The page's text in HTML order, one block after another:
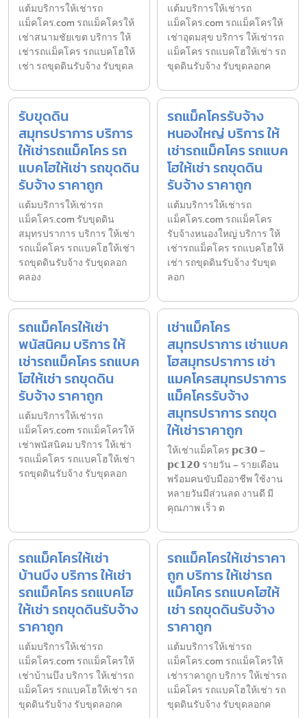
แต้มบริการให้เช่ารถ
แม็คโคร.com รถแม็คโครให้
เช่าสนามชัยเขต บริการ ให้
เช่ารถแม็คโคร รถแบคโฮให้
เช่า รถขุดดินรับจ้าง รับขุดล
แต้มบริการให้เช่ารถ
แม็คโคร.com รถแม็คโครให้
เช่าอุดมสุข บริการ ให้เช่ารถ
แม็คโคร รถแบคโฮให้เช่า รถ
ขุดดินรับจ้าง รับขุดลอกค
รับขุดดิน
สมุทรปราการ บริการ
ให้เช่ารถแม็คโคร รถ
แบคโฮให้เช่า รถขุดดิน
รับจ้าง ราคาถูก
แต้มบริการให้เช่ารถ
แม็คโคร.com รับขุดดิน
สมุทรปราการ บริการ ให้เช่า
รถแม็คโคร รถแบคโฮให้เช่า
รถขุดดินรับจ้าง รับขุดลอก
คลอง
รถแม็คโครรับจ้าง
หนองใหญ่ บริการ ให้
เช่ารถแม็คโคร รถแบค
โฮให้เช่า รถขุดดิน
รับจ้าง ราคาถูก
แต้มบริการให้เช่ารถ
แม็คโคร.com รถแม็คโคร
รับจ้างหนองใหญ่ บริการ ให้
เช่ารถแม็คโคร รถแบคโฮให้
เช่า รถขุดดินรับจ้าง รับขุด
ลอก
รถแม็คโครให้เช่า
พนัสนิคม บริการ ให้
เช่ารถแม็คโคร รถแบค
โฮให้เช่า รถขุดดิน
รับจ้าง ราคาถูก
แต้มบริการให้เช่ารถ
แม็คโคร.com รถแม็คโครให้
เช่าพนัสนิคม บริการ ให้เช่า
รถแม็คโคร รถแบคโฮให้เช่า
รถขุดดินรับจ้าง รับขุดลอก
เช่าแม็คโคร
สมุทรปราการ เช่าแบค
โฮสมุทรปราการ เช่า
แมคโครสมุทรปราการ
แม็คโครรับจ้าง
สมุทรปราการ รถขุด
ให้เช่าราคาถูก
ให้เช่าแม็คโคร 𝗽𝗰𝟯𝟬 –
𝗽𝗰𝟭𝟮𝟬 รายวัน – รายเดือน
พร้อมคนขับมืออาชีพ ใช้งาน
หลายวันมีส่วนลด งานดี มี
คุณภาพ เร็ว ต
รถแม็คโครให้เช่า
บ้านบึง บริการ ให้เช่า
รถแม็คโคร รถแบคโฮ
ให้เช่า รถขุดดินรับจ้าง
ราคาถูก
แต้มบริการให้เช่ารถ
แม็คโคร.com รถแม็คโครให้
เช่าบ้านบึง บริการ ให้เช่ารถ
แม็คโคร รถแบคโฮให้เช่า รถ
ขุดดินรับจ้าง รับขุดลอกค
รถแม็คโครให้เช่าราคา
ถูก บริการ ให้เช่ารถ
แม็คโคร รถแบคโฮให้
เช่า รถขุดดินรับจ้าง
ราคาถูก
แต้มบริการให้เช่ารถ
แม็คโคร.com รถแม็คโครให้
เช่าราคาถูก บริการ ให้เช่ารถ
แม็คโคร รถแบคโฮให้เช่า รถ
ขุดดินรับจ้าง รับขุดลอกค